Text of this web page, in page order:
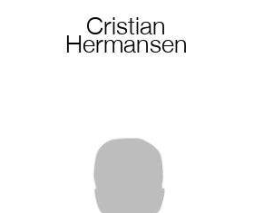
Cristian
Hermansen